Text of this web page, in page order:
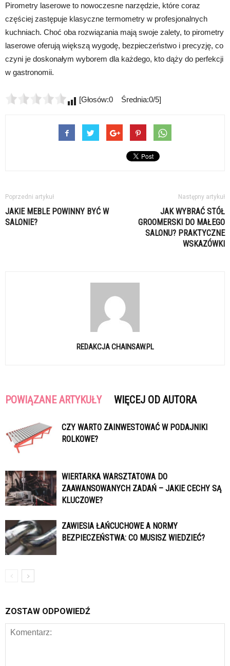
Pirometry laserowe to nowoczesne narzędzie, które coraz
częściej zastępuje klasyczne termometry w profesjonalnych
kuchniach. Choć oba rozwiązania mają swoje zalety, to pirometry
laserowe oferują większą wygodę, bezpieczeństwo i precyzję, co
czyni je doskonałym wyborem dla każdego, kto dąży do perfekcji
w gastronomii.
[Głosów:0 Średnia:0/5]
Poprzedni artykuł
JAKIE MEBLE POWINNY BYĆ W
SALONIE?
Następny artykuł
JAK WYBRAĆ STÓŁ
GROOMERSKI DO MAŁEGO
SALONU? PRAKTYCZNE
WSKAZÓWKI
REDAKCJA CHAINSAW.PL
POWIĄZANE ARTYKUŁY WIĘCEJ OD AUTORA
CZY WARTO ZAINWESTOWAĆ W PODAJNIKI
ROLKOWE?
WIERTARKA WARSZTATOWA DO
ZAAWANSOWANYCH ZADAŃ – JAKIE CECHY SĄ
KLUCZOWE?
ZAWIESIA ŁAŃCUCHOWE A NORMY
BEZPIECZEŃSTWA: CO MUSISZ WIEDZIEĆ?
ZOSTAW ODPOWIEDŹ